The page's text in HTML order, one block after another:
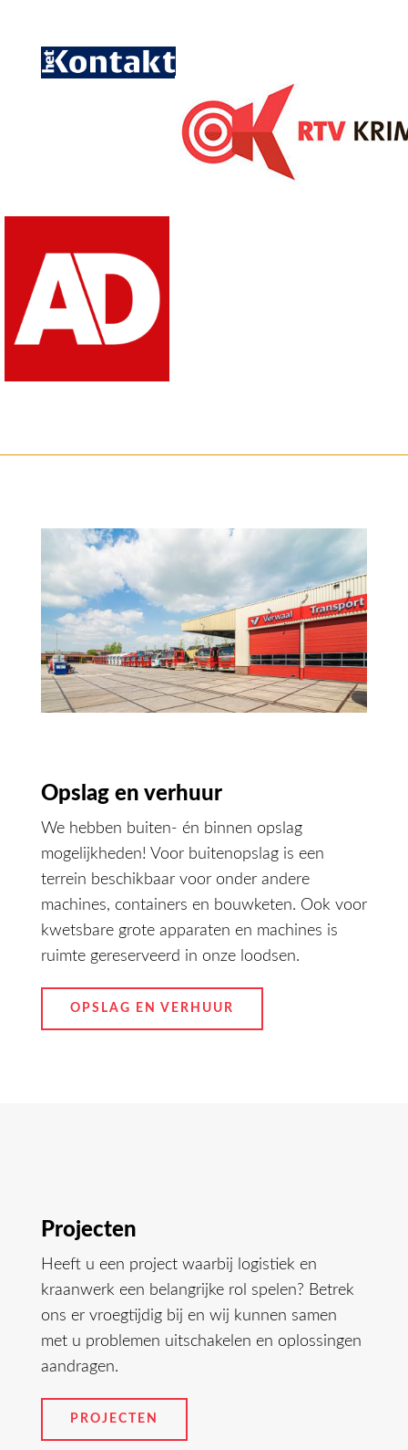
Opslag en verhuur
We hebben buiten- én binnen opslag
mogelijkheden! Voor buitenopslag is een
terrein beschikbaar voor onder andere
machines, containers en bouwketen. Ook voor
kwetsbare grote apparaten en machines is
ruimte gereserveerd in onze loodsen.
OPSLAG EN VERHUUR
Projecten
Heeft u een project waarbij logistiek en
kraanwerk een belangrijke rol spelen? Betrek
ons er vroegtijdig bij en wij kunnen samen
met u problemen uitschakelen en oplossingen
aandragen.
PROJECTEN